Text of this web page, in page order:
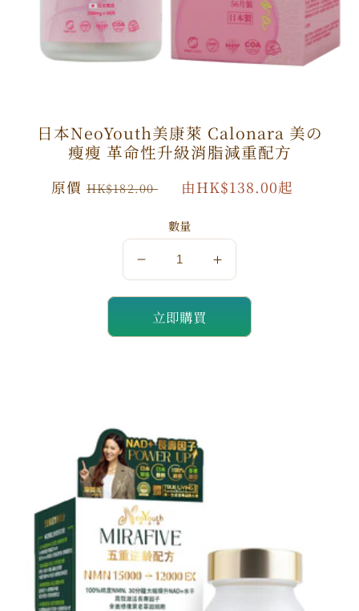
日本NeoYouth美康萊 Calonara 美の
瘦瘦 革命性升級消脂減重配方
原
原價HK$182.00 由HK$138.00起
數量
量
減
少
量
加
立即購買